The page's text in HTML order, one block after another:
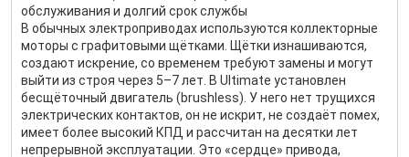
обслуживания и долгий срок службы
В обычных электроприводах используются коллекторные
моторы с графитовыми щётками. Щётки изнашиваются,
создают искрение, со временем требуют замены и могут
выйти из строя через 5–7 лет. В Ultimate установлен
бесщёточный двигатель (brushless). У него нет трущихся
электрических контактов, он не искрит, не создаёт помех,
имеет более высокий КПД и рассчитан на десятки лет
непрерывной эксплуатации. Это «сердце» привода,